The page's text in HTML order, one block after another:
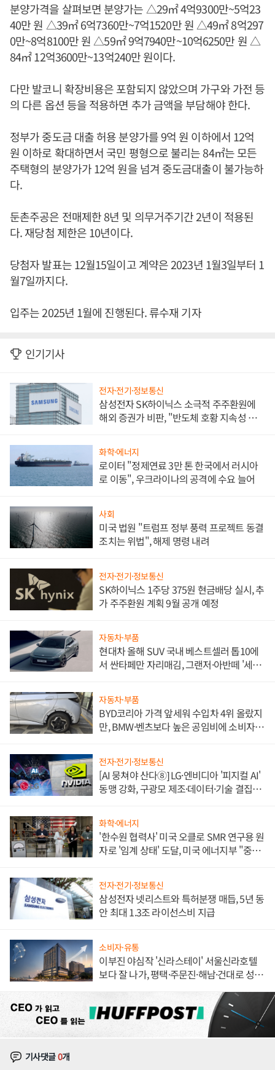
분양가격을 살펴보면 분양가는 △29㎡ 4억9300만~5억23
40만 원 △39㎡ 6억7360만~7억1520만 원 △49㎡ 8억297
0만~8억8100만 원 △59㎡ 9억7940만~10억6250만 원 △
84㎡ 12억3600만~13억240만 원이다.
다만 발코니 확장비용은 포함되지 않았으며 가구와 가전 등
의 다른 옵션 등을 적용하면 추가 금액을 부담해야 한다.
정부가 중도금 대출 허용 분양가를 9억 원 이하에서 12억
원 이하로 확대하면서 국민 평형으로 불리는 84㎡는 모든
주택형의 분양가가 12억 원을 넘겨 중도금대출이 불가능하
다.
둔촌주공은 전매제한 8년 및 의무거주기간 2년이 적용된
다. 재당첨 제한은 10년이다.
당첨자 발표는 12월15일이고 계약은 2023년 1월3일부터 1
월7일까지다.
입주는 2025년 1월에 진행된다. 류수재 기자
인기기사
전자·전기·정보통신
삼성전자 SK하이닉스 소극적 주주환원에
해외 증권가 비판, "반도체 호황 지속성 의
화학·에너지
로이터 "정제연료 3만 톤 한국에서 러시아
로 이동", 우크라이나의 공격에 수요 늘어
사회
미국 법원 "트럼프 정부 풍력 프로젝트 동결
조치는 위법", 해제 명령 내려
전자·전기·정보통신
SK하이닉스 1주당 375원 현금배당 실시, 추
가 주주환원 계획 9월 공개 예정
자동차·부품
현대차 올해 SUV 국내 베스트셀러 톱10에
서 싼타페만 자리매김, 그랜저·아반떼 '세단
자동차·부품
BYD코리아 가격 앞세워 수입차 4위 올랐지
만, BMW·벤츠보다 높은 공임비에 소비자
전자·전기·정보통신
[AI 뭉쳐야 산다⑧] LG·엔비디아 '피지컬 AI'
동맹 강화, 구광모 제조·데이터·기술 결집
화학·에너지
'한수원 협력사' 미국 오클로 SMR 연구용 원
자로 '임계 상태' 도달, 미국 에너지부 "중요
전자·전기·정보통신
삼성전자 넷리스트와 특허분쟁 매듭, 5년 동
안 최대 1.3조 라이선스비 지급
소비자·유통
이부진 야심작 '신라스테이' 서울신라호텔
보다 잘 나가, 평택·주문진·해남·건대로 성
기사댓글0개